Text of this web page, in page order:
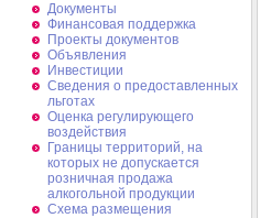
Документы
Финансовая поддержка
Проекты документов
Объявления
Инвестиции
Сведения о предоставленных
льготах
Оценка регулирующего
воздействия
Границы территорий, на
которых не допускается
розничная продажа
алкогольной продукции
Схема размещения